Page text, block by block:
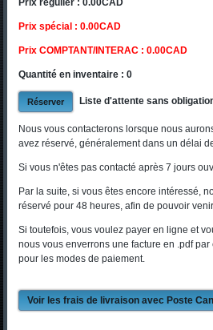
Prix régulier : 0.00CAD
Prix spécial : 0.00CAD
Prix COMPTANT/INTERAC : 0.00CAD
Quantité en inventaire : 0
Liste d'attente sans
Nous vous contacterons lorsque nous
avez réservé, généralement dans un délai
Si vous n'êtes pas contacté après 7 jours
Par la suite, si vous êtes encore intéressé,
réservé pour 48 heures, afin de pouvoir
Si toutefois, vous voulez payer en ligne et
nous vous enverrons une facture en .pdf
pour les modes de paiement.
Voir les frais de livraison avec Poste